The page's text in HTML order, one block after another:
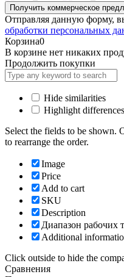
Отправляя данную форму,
обработки персональных
Корзина0
В корзине нет никаких
Продолжить покупки
Hide similarities
Highlight differences
Select the fields to be shown.
to rearrange the order.
Image
Price
Add to cart
SKU
Description
Диапазон рабочих
Additional
Click outside to hide the
Сравнения